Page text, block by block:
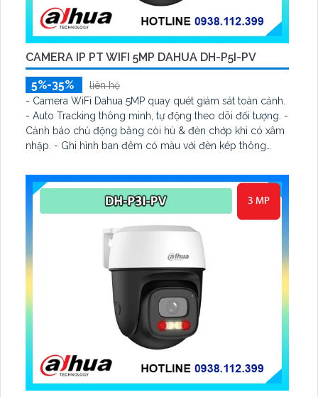
CAMERA IP PT WIFI 5MP DAHUA DH-P5I-PV
5%-35%
liên hệ
- Camera WiFi Dahua 5MP quay quét giám sát toàn cảnh.
- Auto Tracking thông minh, tự động theo dõi đối tượng. -
Cảnh báo chủ động bằng còi hú & đèn chớp khi có xâm
nhập. - Ghi hình ban đêm có màu với đèn kép thông